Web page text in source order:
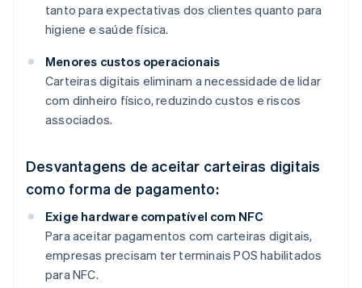
tanto para expectativas dos clientes quanto para
higiene e saúde física.
Menores custos operacionais
Carteiras digitais eliminam a necessidade de lidar
com dinheiro físico, reduzindo custos e riscos
associados.
Desvantagens de aceitar carteiras digitais
como forma de pagamento:
Exige hardware compatível com NFC
Para aceitar pagamentos com carteiras digitais,
empresas precisam ter terminais POS habilitados
para NFC.